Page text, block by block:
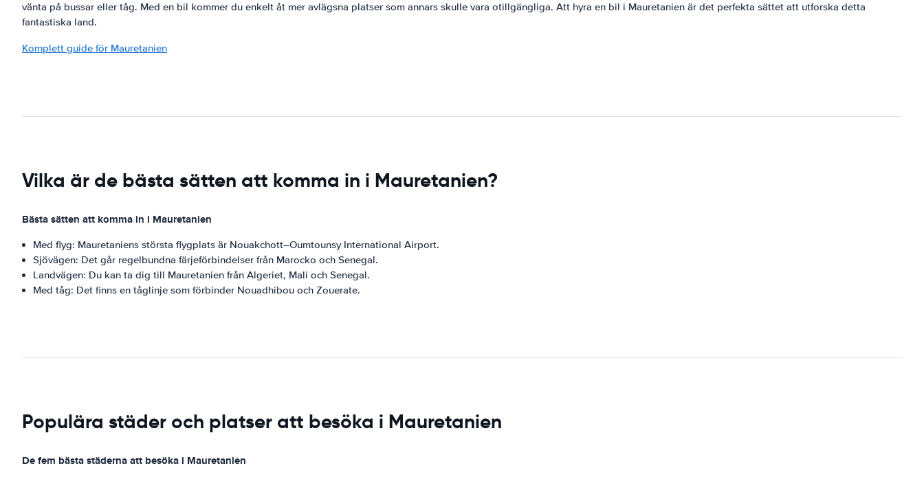
vänta på bussar eller tåg. Med en bil kommer du enkelt åt mer avlägsna platser som annars skulle vara otillgängliga. Att hyra en bil i Mauretanien är det perfekta sättet att utforska detta
fantastiska land.
Komplett guide för Mauretanien
Vilka är de bästa sätten att komma in i Mauretanien?
Bästa sätten att komma in i Mauretanien
Med flyg: Mauretaniens största flygplats är Nouakchott–Oumtounsy International Airport.
Sjövägen: Det går regelbundna färjeförbindelser från Marocko och Senegal.
Landvägen: Du kan ta dig till Mauretanien från Algeriet, Mali och Senegal.
Med tåg: Det finns en tåglinje som förbinder Nouadhibou och Zouerate.
Populära städer och platser att besöka i Mauretanien
De fem bästa städerna att besöka i Mauretanien